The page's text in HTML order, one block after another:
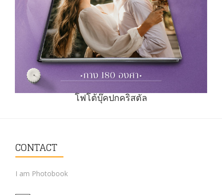
โฟโต้บุ๊คปกคริสตัล
CONTACT
I am Photobook